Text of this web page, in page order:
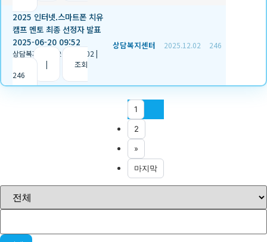
2025 인터넷.스마트폰 치유
캠프 멘토 최종 선정자 발표
2025-06-20 09:52
상담복지센터 2025.12.02 |
|
조회
246
상담복지센터 2025.12.02 246
1
2
»
마지막